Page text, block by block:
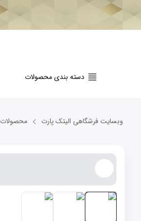
دسته بندی محصولات
وبسایت فرشگاهی الیتک پارت محصولات